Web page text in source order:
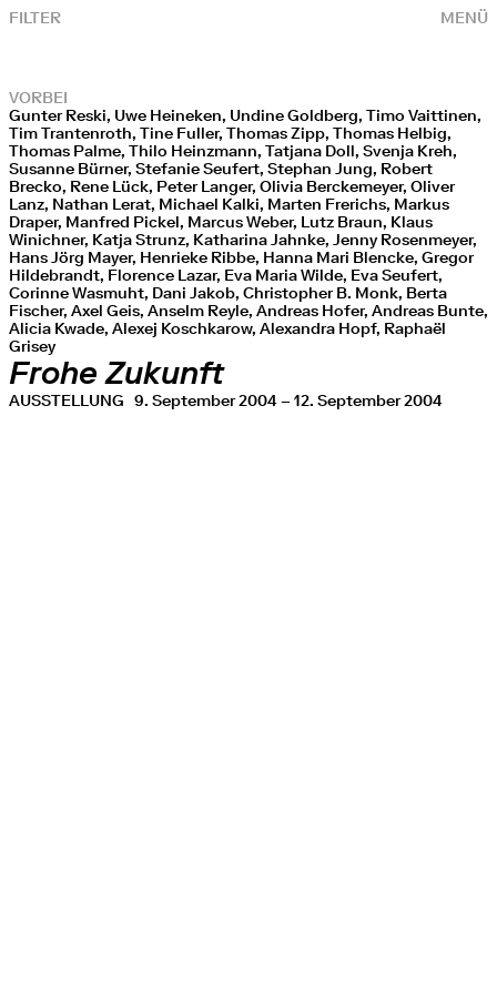
MENÜ
FILTER
VORBEI
Gunter Reski, Uwe Heineken, Undine Goldberg, Timo Vaittinen,
Tim Trantenroth, Tine Fuller, Thomas Zipp, Thomas Helbig,
Thomas Palme, Thilo Heinzmann, Tatjana Doll, Svenja Kreh,
Susanne Bürner, Stefanie Seufert, Stephan Jung, Robert
Brecko, Rene Lück, Peter Langer, Olivia Berckemeyer, Oliver
Lanz, Nathan Lerat, Michael Kalki, Marten Frerichs, Markus
Draper, Manfred Pickel, Marcus Weber, Lutz Braun, Klaus
Winichner, Katja Strunz, Katharina Jahnke, Jenny Rosenmeyer,
Hans Jörg Mayer, Henrieke Ribbe, Hanna Mari Blencke, Gregor
Hildebrandt, Florence Lazar, Eva Maria Wilde, Eva Seufert,
Corinne Wasmuht, Dani Jakob, Christopher B. Monk, Berta
Fischer, Axel Geis, Anselm Reyle, Andreas Hofer, Andreas Bunte,
Alicia Kwade, Alexej Koschkarow, Alexandra Hopf, Raphaël
Grisey
Frohe Zukunft
AUSSTELLUNG 9. September 2004 – 12. September 2004